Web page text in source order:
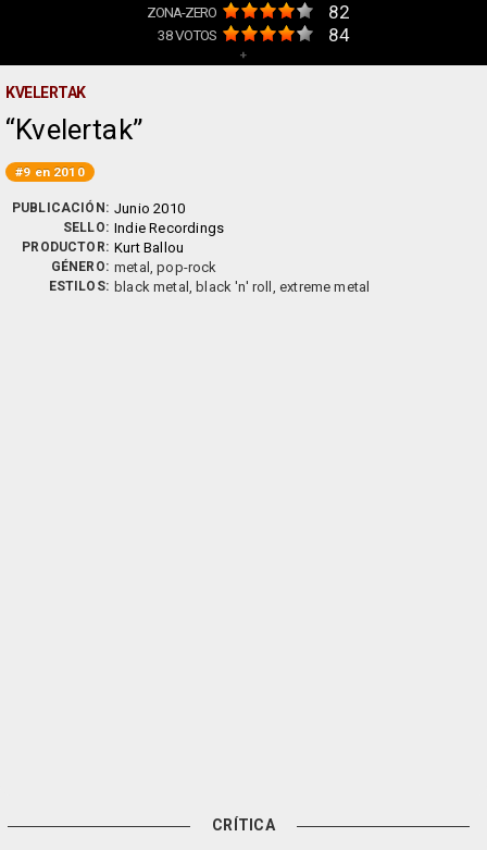
ZONA-ZERO 82
38VOTOS 84
+
KVELERTAK
Kvelertak
#9 en 2010
PUBLICACIÓN: Junio 2010
SELLO: Indie Recordings
PRODUCTOR: Kurt Ballou
GÉNERO: metal, pop-rock
ESTILOS: black metal, black 'n' roll, extreme metal
CRÍTICA